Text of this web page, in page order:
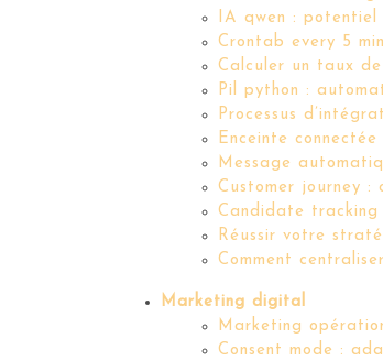
IA qwen : potentiel
Crontab every 5
Calculer un taux
Pil python :
Processus
Enceinte
Message
Customer journey :
Candidate
Réussir votre
Comment
Marketing digital
Marketing
Consent mode :